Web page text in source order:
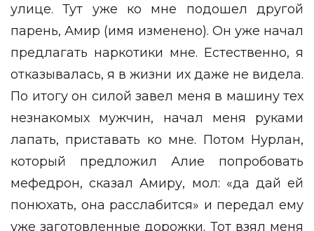
улице. Тут уже ко мне подошел другой
парень, Амир (имя изменено). Он уже начал
предлагать наркотики мне. Естественно, я
отказывалась, я в жизни их даже не видела.
По итогу он силой завел меня в машину тех
незнакомых мужчин, начал меня руками
лапать, приставать ко мне. Потом Нурлан,
который предложил Алие попробовать
мефедрон, сказал Амиру, мол: «да дай ей
понюхать, она расслабится» и передал ему
уже заготовленные дорожки. Тот взял меня